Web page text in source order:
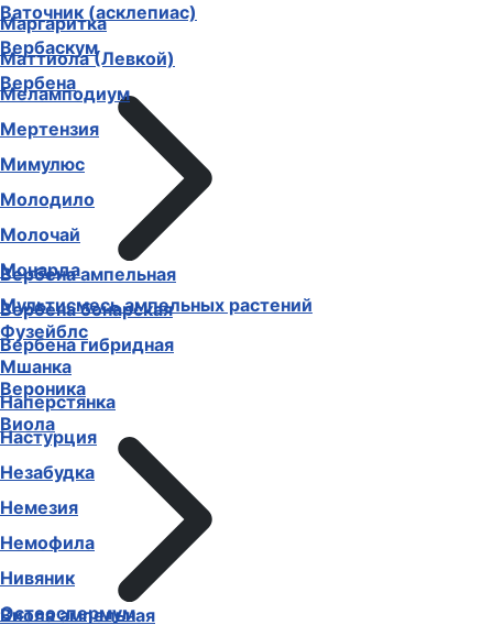
Ваточник (асклепиас)
Вербаскум
Вербена
Вербена ампельная
Вербена бонарская
Вербена гибридная
Вероника
Виола
Виола ампельная
Маргаритка
Маттиола (Левкой)
Меламподиум
Мертензия
Мимулюс
Молодило
Молочай
Монарда
Мультисмесь ампельных растений
Фузейблс
Мшанка
Наперстянка
Настурция
Незабудка
Немезия
Немофила
Нивяник
Остеоспермум